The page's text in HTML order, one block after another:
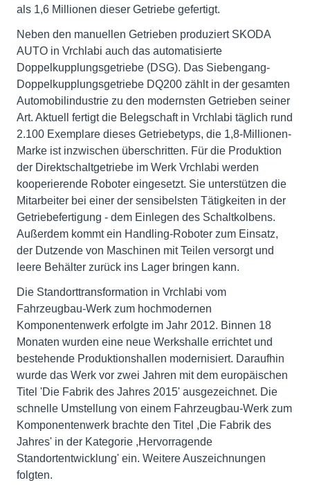
als 1,6 Millionen dieser Getriebe gefertigt.
Neben den manuellen Getrieben produziert SKODA
AUTO in Vrchlabi auch das automatisierte
Doppelkupplungsgetriebe (DSG). Das Siebengang-
Doppelkupplungsgetriebe DQ200 zählt in der gesamten
Automobilindustrie zu den modernsten Getrieben seiner
Art. Aktuell fertigt die Belegschaft in Vrchlabi täglich rund
2.100 Exemplare dieses Getriebetyps, die 1,8-Millionen-
Marke ist inzwischen überschritten. Für die Produktion
der Direktschaltgetriebe im Werk Vrchlabi werden
kooperierende Roboter eingesetzt. Sie unterstützen die
Mitarbeiter bei einer der sensibelsten Tätigkeiten in der
Getriebefertigung - dem Einlegen des Schaltkolbens.
Außerdem kommt ein Handling-Roboter zum Einsatz,
der Dutzende von Maschinen mit Teilen versorgt und
leere Behälter zurück ins Lager bringen kann.
Die Standorttransformation in Vrchlabi vom
Fahrzeugbau-Werk zum hochmodernen
Komponentenwerk erfolgte im Jahr 2012. Binnen 18
Monaten wurden eine neue Werkshalle errichtet und
bestehende Produktionshallen modernisiert. Daraufhin
wurde das Werk vor zwei Jahren mit dem europäischen
Titel 'Die Fabrik des Jahres 2015' ausgezeichnet. Die
schnelle Umstellung von einem Fahrzeugbau-Werk zum
Komponentenwerk brachte den Titel ,Die Fabrik des
Jahres' in der Kategorie ,Hervorragende
Standortentwicklung' ein. Weitere Auszeichnungen
folgten.